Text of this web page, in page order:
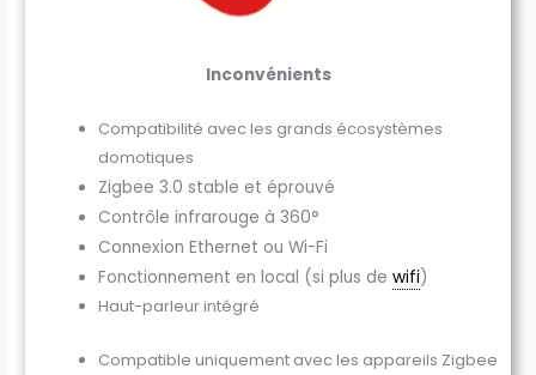
Inconvénients
Compatibilité avec les grands écosystèmes
domotiques
Zigbee 3.0 stable et éprouvé
Contrôle infrarouge à 360°
Connexion Ethernet ou Wi-Fi
Fonctionnement en local (si plus dewifi)
Haut-parleur intégré
Compatible uniquement avec les appareils Zigbee